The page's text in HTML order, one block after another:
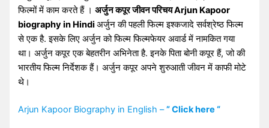
फिल्मों में काम करते हैं ।अर्जुन कपूर जीवन परिचय Arjun Kapoor
biography in Hindiअर्जुन की पहली फिल्म इश्कजादे सर्वश्रेष्ठ फिल्म
से एक है. इसके लिए अर्जुन को फिल्म फिल्मफेयर अवार्ड में नामकित गया
था। अर्जुन कपूर एक बेहतरीन अभिनेता है. इनके पिता बोनी कपूर हैं, जो की
भारतीय फिल्म निर्देशक हैं। अर्जुन कपूर अपने शुरुआती जीवन में काफी मोटे
थे।
Arjun Kapoor Biography in English –” Click here “